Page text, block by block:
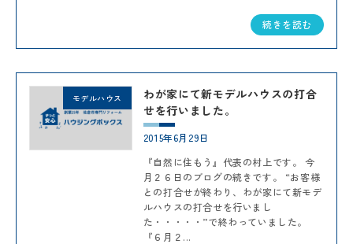
続きを読む
モデルハウス
わが家にて新モデルハウスの打合
せを行いました。
2015年6月29日
『自然に住もう』代表の村上です。 今
月２６日のブログの続きです。 “お客様
との打合せが終わり、わが家にて新モデ
ルハウスの打合せを行いまし
た・・・・・”で終わっていました。
『６月２...